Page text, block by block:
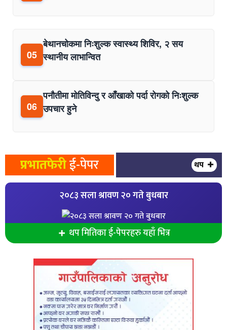
05
बेथानचोकमा निःशुल्क स्वास्थ्य शिविर, २ सय
स्थानीय लाभान्वित
06
पनौतीमा मोतिविन्दु र आँखाको पर्दा रोगको निःशुल्क
उपचार हुने
प्रभातफेरीई-पेपर थप
२०८३ सला श्रावण २० गते बुधबार
थप मितिका ई-पेपरहरु यहाँ भित्र